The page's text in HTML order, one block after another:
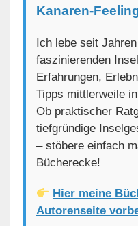
Kanaren-
Ich lebe seit
faszinierenden
Erfahrungen,
Tipps mittlerweile
Ob praktischer
tiefgründige
– stöbere einfach
Bücherecke!
Hier meine
Autorenseite